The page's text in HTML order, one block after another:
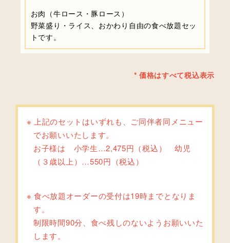
お肉（牛ロース・豚ロース）
野菜盛り・ライス、おかわり自由の食べ放題セッ
トです。
* 価格はすべて税込表示
上記のセットはいずれも、ご同伴者同メニュー
でお願いいたします。
お子様は 小学生…2,475円（税込） 幼児
（３歳以上）…550円（税込）
食べ放題オーダーの受付は19時までとなりま
す。
制限時間90分、食べ残しのないようお願いいた
します。